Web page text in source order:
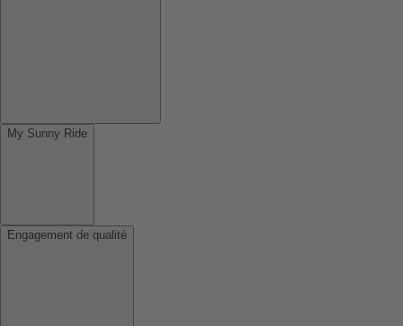
My Sunny Ride
Engagement de qualité